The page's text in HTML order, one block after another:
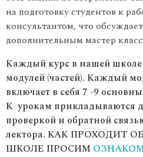
на подготовку студентов к
консультантом, что
дополнительным мастер
Каждый курс в нашей школе
модулей (частей). Каждый
включает в себя 7 -9
К урокам прикладываются
проверкой и обратной
лектора. КАК ПРОХОДИТ
ШКОЛЕ ПРОСИМ